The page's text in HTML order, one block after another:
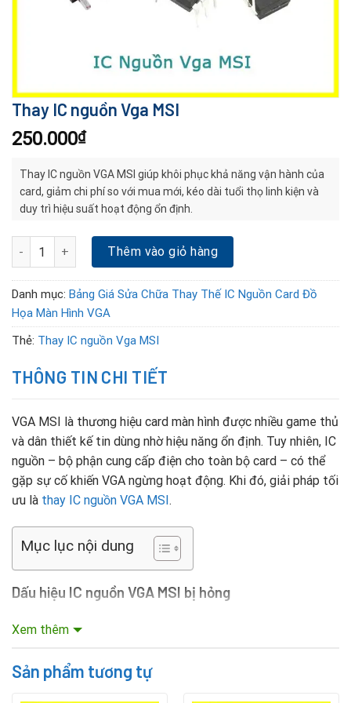
Thay IC nguồn Vga MSI
250.000₫
Thay IC nguồn VGA MSI giúp khôi phục khả năng vận hành của
card, giảm chi phí so với mua mới, kéo dài tuổi thọ linh kiện và
duy trì hiệu suất hoạt động ổn định.
Thay IC nguồn Vga MSI số lượng
Thêm vào giỏ hàng
Danh mục: Bảng Giá Sửa Chữa Thay Thế IC Nguồn Card Đồ
Họa Màn Hình VGA
Thẻ: Thay IC nguồn Vga MSI
THÔNG TIN CHI TIẾT
VGA MSI là thương hiệu card màn hình được nhiều game thủ
và dân thiết kế tin dùng nhờ hiệu năng ổn định. Tuy nhiên, IC
nguồn – bộ phận cung cấp điện cho toàn bộ card – có thể
gặp sự cố khiến VGA ngừng hoạt động. Khi đó, giải pháp tối
ưu là thay IC nguồn VGA MSI.
Mục lục nội dung
Dấu hiệu IC nguồn VGA MSI bị hỏng
Xem thêm
Sản phẩm tương tự